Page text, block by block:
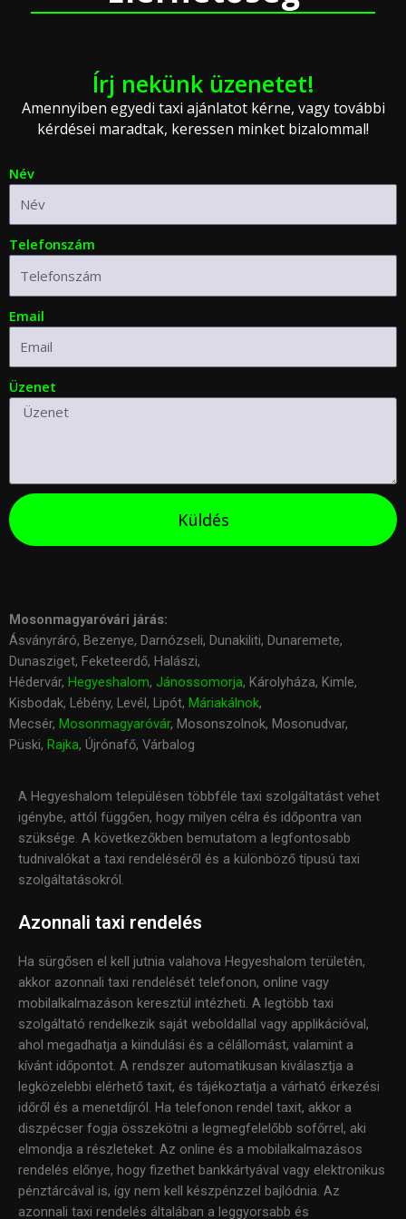
Írj nekünk üzenetet!
Amennyiben egyedi taxi ajánlatot kérne, vagy további
kérdései maradtak, keressen minket bizalommal!
Név
Telefonszám
Email
Üzenet
Küldés
Mosonmagyaróvári járás:
Ásványráró, Bezenye, Darnózseli, Dunakiliti, Dunaremete,
Dunasziget, Feketeerdő, Halászi,
Hédervár, Hegyeshalom, Jánossomorja, Károlyháza, Kimle,
Kisbodak, Lébény, Levél, Lipót, Máriakálnok,
Mecsér, Mosonmagyaróvár, Mosonszolnok, Mosonudvar,
Püski, Rajka, Újrónafő, Várbalog
A Hegyeshalom településen többféle taxi szolgáltatást vehet
igénybe, attól függően, hogy milyen célra és időpontra van
szüksége. A következőkben bemutatom a legfontosabb
tudnivalókat a taxi rendeléséről és a különböző típusú taxi
szolgáltatásokról.
Azonnali taxi rendelés
Ha sürgősen el kell jutnia valahova Hegyeshalom területén,
akkor azonnali taxi rendelését telefonon, online vagy
mobilalkalmazáson keresztül intézheti. A legtöbb taxi
szolgáltató rendelkezik saját weboldallal vagy applikációval,
ahol megadhatja a kiindulási és a célállomást, valamint a
kívánt időpontot. A rendszer automatikusan kiválasztja a
legközelebbi elérhető taxit, és tájékoztatja a várható érkezési
időről és a menetdíjról. Ha telefonon rendel taxit, akkor a
diszpécser fogja összekötni a legmegfelelőbb sofőrrel, aki
elmondja a részleteket. Az online és a mobilalkalmazásos
rendelés előnye, hogy fizethet bankkártyával vagy elektronikus
pénztárcával is, így nem kell készpénzzel bajlódnia. Az
azonnali taxi rendelés általában a leggyorsabb és